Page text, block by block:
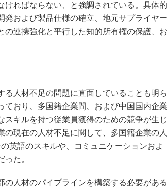
ればならない、と強調されている。具体的
および製品仕様の確立、地元サプライヤー
連携強化と平行した知的所有権の保護、お
人材不足の問題に直面していることも明ら
おり、多国籍企業間、および中国国内企業
キルを持つ従業員獲得のための競争が生じ
現在の人材不足に関して、多国籍企業の人
英語のスキルや、コミュニケーションおよ
た。
人材のパイプラインを構築する必要がある